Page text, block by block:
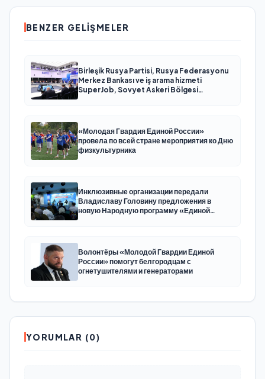
BENZER GELIŞMELER
Birleşik Rusya Partisi, Rusya Federasyonu
Merkez Bankası ve iş arama hizmeti
SuperJob, Sovyet Askeri Bölgesi
«Молодая Гвардия Единой России»
провела по всей стране мероприятия ко Дню
физкультурника
Инклюзивные организации передали
Владиславу Головину предложения в
новую Народную программу «Единой
Волонтёры «Молодой Гвардии Единой
России» помогут белгородцам с
огнетушителями и генераторами
YORUMLAR (0)